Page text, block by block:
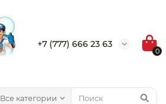
+7 (777) 666 23 63
0
Все категории